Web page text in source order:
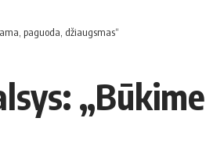
paguoda, džiaugsmas“